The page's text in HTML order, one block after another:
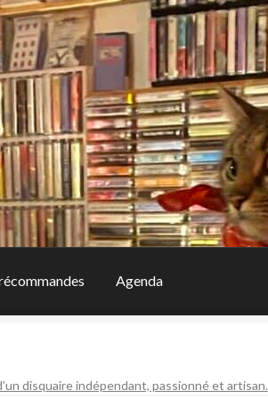
Agenda
disquaire indépendant, passionné et artisan.